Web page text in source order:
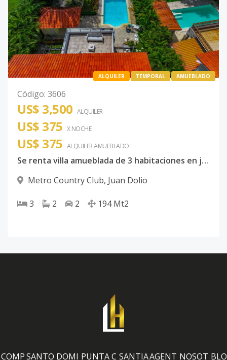
ALQUILER TEMPORAL AMUEBLADO
Código: 3606
US$ 3,500 ALQUILER
US$ 375 X NOCHE
US$ 375 ALQUILERAMUEBLADO
Se renta villa amueblada de 3 habitaciones en juan Dolio metro country club con piscina privada
Metro Country Club, Juan Dolio
3 2 2 194 Mt2
COMPSANTO DOMI PUNTA C SANTIAAGENT NOSOT BLO